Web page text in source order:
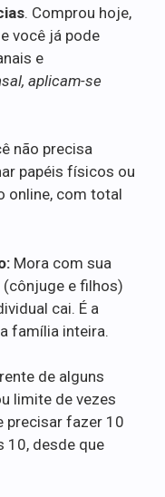
. Comprou hoje,
você já pode
e
aplicam-se
não precisa
papéis físicos ou
online, com total
Mora com sua
e filhos)
cai. É a
família inteira.
de alguns
limite de vezes
precisar fazer 10
10, desde que